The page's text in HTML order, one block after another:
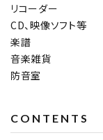
リコーダー
CD、映像ソフト等
楽譜
音楽雑貨
防音室
CONTENTS